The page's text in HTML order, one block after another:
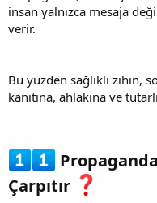
insan yalnızca mesaja
verir.
Bu yüzden sağlıklı zihin,
kanıtına, ahlakına ve
Çarpıtır